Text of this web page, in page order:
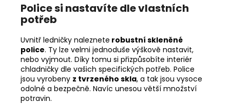
Police si nastavíte dle vlastních
potřeb
Uvnitř ledničky naleznete robustní skleněné
police. Ty lze velmi jednoduše výškově nastavit,
nebo vyjmout. Díky tomu si přizpůsobíte interiér
chladničky dle vašich specifických potřeb. Police
jsou vyrobeny z tvrzeného skla, a tak jsou vysoce
odolné a bezpečně. Navíc unesou větší množství
potravin.